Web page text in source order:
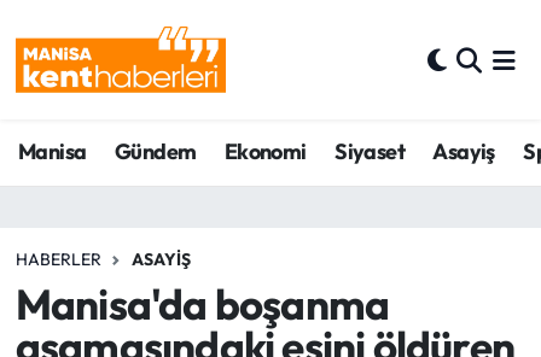
Manisa Gündem Ekonomi Siyaset Asayiş
HABERLER ASAYIŞ
Manisa'da boşanma
aşamasındaki eşini öldüren
Ahmetli Hava Durumu
Ahmetli Trafik Yoğunluk Haritası
Tüm Manşetler
Son Dakika Haberleri